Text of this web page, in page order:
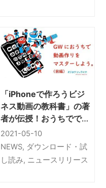
「iPhoneで作ろうビジ
ネス動画の教科書」の著
者が伝授！おうちででき
るスマホ動画の作り方
「すぐ発信テクニッ
ク！」（前）
2021-05-10
NEWS, ダウンロード・試
し読み, ニュースリリース